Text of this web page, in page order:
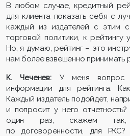
В любом случае, кредитный
для клиента показать себя с
каждый из издателей с этим
торговой политики, к рейтингу
Но, я думаю, рейтинг – это
нам более взвешенно принимать
К. Чеченев:У меня вопрос
информации для рейтинга.
Каждый издатель подойдет,
и попросит у него
один раз, скажем так,
по договоренности, для